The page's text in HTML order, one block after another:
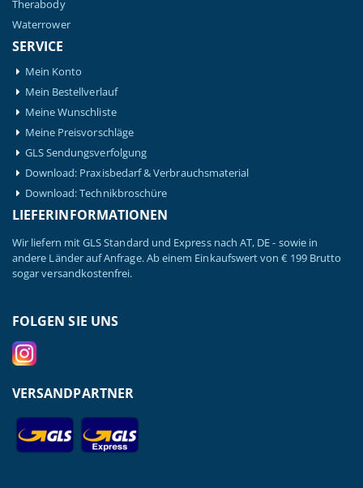
Therabody
Waterrower
SERVICE
Mein Konto
Mein Bestellverlauf
Meine Wunschliste
Meine Preisvorschläge
GLS Sendungsverfolgung
Download: Praxisbedarf & Verbrauchsmaterial
Download: Technikbroschüre
LIEFERINFORMATIONEN
Wir liefern mit GLS Standard und Express nach AT, DE - sowie in
andere Länder auf Anfrage. Ab einem Einkaufswert von € 199 Brutto
sogar versandkostenfrei.
FOLGEN SIE UNS
VERSANDPARTNER